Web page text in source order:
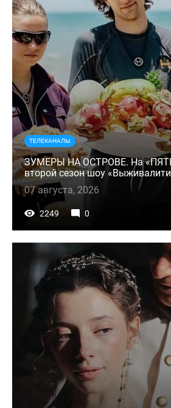
ТЕЛЕКАНАЛЫ
ЗУМЕРЫ НА ОСТРОВЕ. На
второй сезон шоу
07 августа, 2026
2249 0